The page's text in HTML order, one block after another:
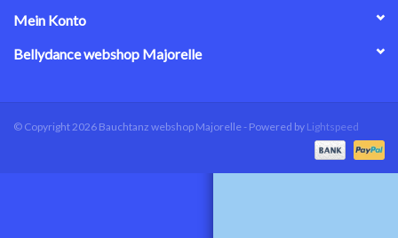
Mein Konto
Bellydance webshop Majorelle
© Copyright 2026 Bauchtanz webshop Majorelle - Powered by Lightspeed